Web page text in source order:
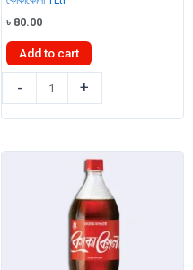
৳ 80.00
Add to cart
-
1Ltr
quantity
+